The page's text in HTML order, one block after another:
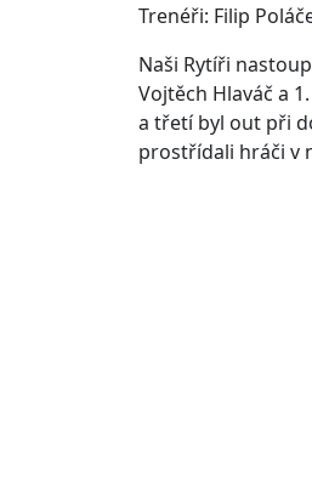
Trenéři: Filip
Naši Rytíři
Vojtěch Hlaváč a
a třetí byl out při
prostřídali hráči v